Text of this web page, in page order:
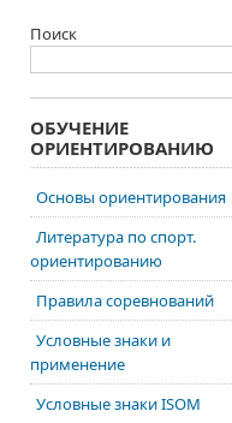
Поиск
ОБУЧЕНИЕ
ОРИЕНТИРОВАНИЮ
Основы ориентирования
Литература по спорт.
ориентированию
Правила соревнований
Условные знаки и
применение
Условные знаки ISOM